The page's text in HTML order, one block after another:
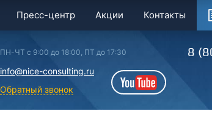
Пресс-центр Акции Контакты
ПН-ЧТ с 9:00 до 18:00, ПТ до 17:30
info@nice-consulting.ru
Обратный звонок
YouTube
8